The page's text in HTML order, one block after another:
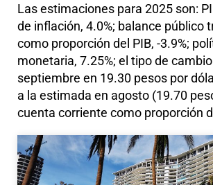
Las estimaciones para 2025 son:
de inflación, 4.0%; balance público
como proporción del PIB, -3.9%;
monetaria, 7.25%; el tipo de
septiembre en 19.30 pesos por
a la estimada en agosto (19.70
cuenta corriente como proporción